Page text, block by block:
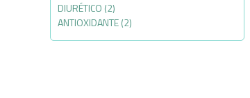
DIURÉTICO (2)
ANTIOXIDANTE (2)